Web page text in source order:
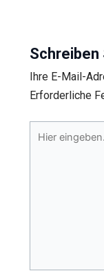
Schreiben
Ihre E-Mail-
Erforderliche